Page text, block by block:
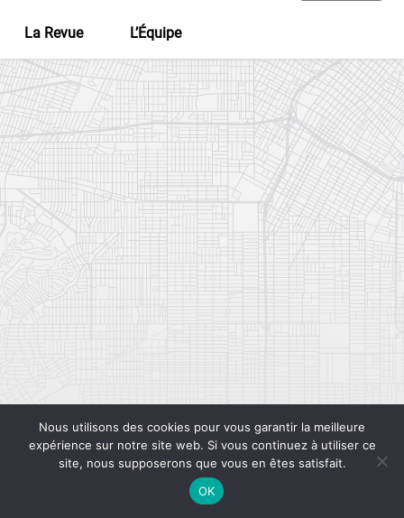
La Revue L’Équipe
Nous utilisons des cookies pour vous garantir la meilleure
expérience sur notre site web. Si vous continuez à utiliser ce
site, nous supposerons que vous en êtes satisfait.
OK